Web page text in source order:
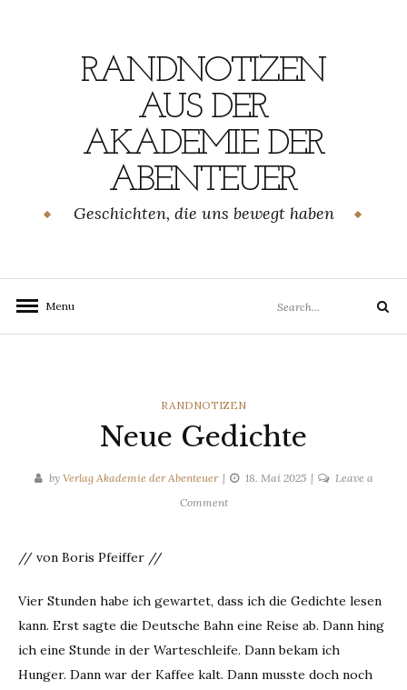
RANDNOTIZEN
AUS DER
AKADEMIE DER
ABENTEUER
Geschichten, die uns bewegt haben
Menu
for:
Search
CATEGORIES
RANDNOTIZEN
Neue Gedichte
by Verlag Akademie der Abenteuer 18. Mai 2025
Leave a
Commenton
// von Boris Pfeiffer //
Vier Stunden habe ich gewartet, dass ich die Gedichte lesen
kann. Erst sagte die Deutsche Bahn eine Reise ab. Dann hing
ich eine Stunde in der Warteschleife. Dann bekam ich
Hunger. Dann war der Kaffee kalt. Dann musste doch noch